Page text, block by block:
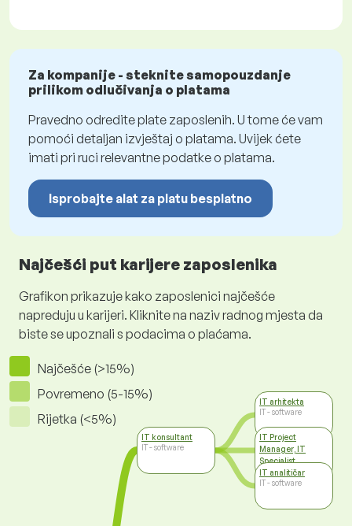
Za kompanije - steknite samopouzdanje
prilikom odlučivanja o platama
Pravedno odredite plate zaposlenih. U tome će vam
pomoći detaljan izvještaj o platama. Uvijek ćete
imati pri ruci relevantne podatke o platama.
Isprobajte alat za platu besplatno
Najčešći put karijere zaposlenika
Grafikon prikazuje kako zaposlenici najčešće
napreduju u karijeri. Kliknite na naziv radnog mjesta da
biste se upoznali s podacima o plaćama.
Najčešće (>15%)
Povremeno (5-15%)
Rijetka (<5%)
IT konsultant
IT - software
IT arhitekta
IT - software
IT Project
Manager, IT
Specialist
IT - software
IT analitičar
IT - software